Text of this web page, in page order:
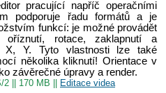
pracující napříč operačními
podporuje řadu formátů a je
funkcí: je možné provádět
oříznutí, rotace, zaklapnutí a
X, Y. Tyto vlastnosti lze také
několika kliknutí! Orientace v
závěrečné úpravy a render.
2 170 MB Editace videa